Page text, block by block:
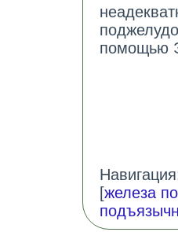
помощью
[железа